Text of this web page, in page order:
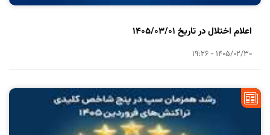
اعلام اختلال در تاریخ 1405/03/01
1405/02/30 - 19:26